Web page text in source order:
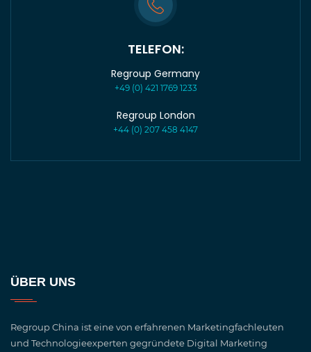
TELEFON:
Regroup Germany
+49 (0) 421 1769 1233
Regroup London
+44 (0) 207 458 4147
ÜBER UNS
Regroup China ist eine von erfahrenen Marketingfachleuten
und Technologieexperten gegründete Digital Marketing